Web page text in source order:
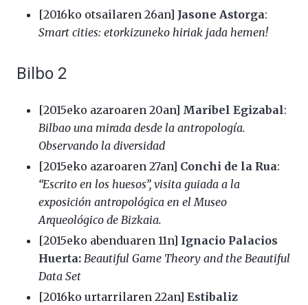
[2016ko otsailaren 26an] Jasone Astorga:
Smart cities: etorkizuneko hiriak jada hemen!
Bilbo 2
[2015eko azaroaren 20an] Maribel Egizabal:
Bilbao una mirada desde la antropología.
Observando la diversidad
[2015eko azaroaren 27an] Conchi de la Rua:
“Escrito en los huesos”, visita guiada a la
exposición antropológica en el Museo
Arqueológico de Bizkaia.
[2015eko abenduaren 11n] Ignacio Palacios
Huerta: Beautiful Game Theory and the Beautiful
Data Set
[2016ko urtarrilaren 22an] Estibaliz